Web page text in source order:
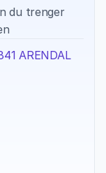
du trenger
ARENDAL